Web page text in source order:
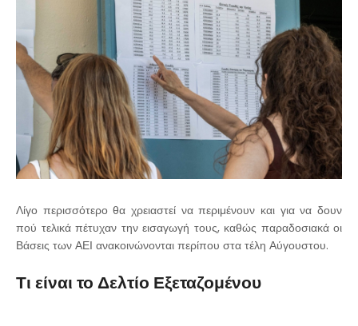
Λίγο περισσότερο θα χρειαστεί να περιμένουν και για να δουν
πού τελικά πέτυχαν την εισαγωγή τους, καθώς παραδοσιακά οι
Βάσεις των ΑΕΙ ανακοινώνονται περίπου στα τέλη Αύγουστου.
Τι είναι το Δελτίο Εξεταζομένου